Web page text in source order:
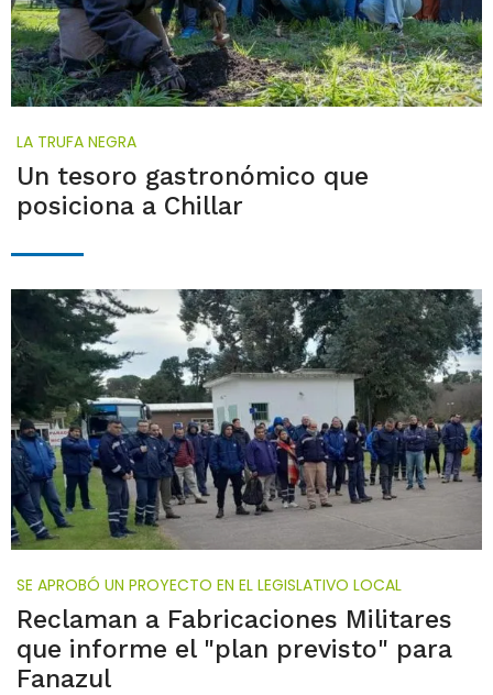
LA TRUFA NEGRA
Un tesoro gastronómico que
posiciona a Chillar
SE APROBÓ UN PROYECTO EN EL LEGISLATIVO LOCAL
Reclaman a Fabricaciones Militares
que informe el "plan previsto" para
Fanazul